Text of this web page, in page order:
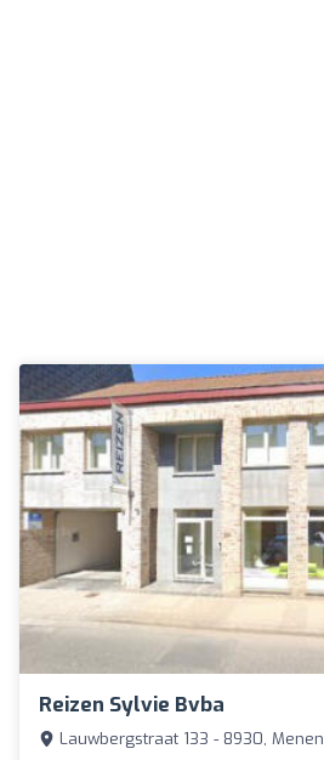
Reizen Sylvie Bvba
Lauwbergstraat 133 - 8930, Menen